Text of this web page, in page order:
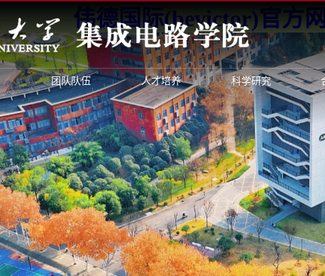
伟德国际(bevictor)官方
团队队伍 人才培养 科学研究